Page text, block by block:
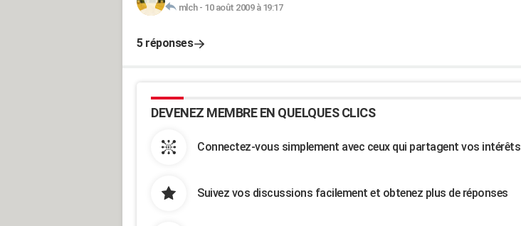
mlch- 10 août 2009 à 19:17
5 réponses
DEVENEZ MEMBRE EN QUELQUES CLICS
Connectez-vous simplement avec ceux qui partagent vos intérêts
Suivez vos discussions facilement et obtenez plus de réponses